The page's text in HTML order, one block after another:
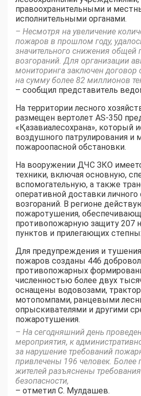
правоохранительными и
исполнительными органами.
– Несмотря на увеличение
пожаров в прошлом году,
значительного снижения общей
возгораний. Для организации
мониторинга заключен договор
на сумму более 82 миллионов
– сообщил представитель
На территории лесного
размещен вертолет AS-350
«Қазавиалесохрана», который
воздушного патрулирования и
пожароопасной обстановки.
На вооружении ДЧС ЗКО
техники, включая основную,
вспомогательную, а также
оперативной доставки
возгораний. В регионе
пожаротушения,
противопожарную защиту 207
пунктов и прилегающих
Для предупреждения и
пожаров созданы 446
противопожарных
численностью более двух
оснащены водовозами,
мотопомпами, ранцевыми
опрыскивателями и другими
пожаротушения.
– На сегодняшний день
мероприятия, к
за нарушение требований
привлечены 196 человек. Более
жителей разъяснены
безопасности,
– отметил С. Мулдашев.